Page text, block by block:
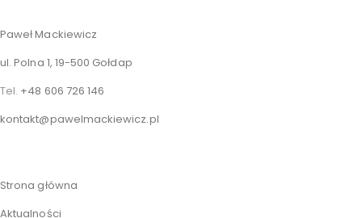
Paweł Mackiewicz
ul. Polna 1, 19-500 Gołdap
Tel. +48 606 726 146
kontakt@pawelmackiewicz.pl
Strona główna
Aktualności